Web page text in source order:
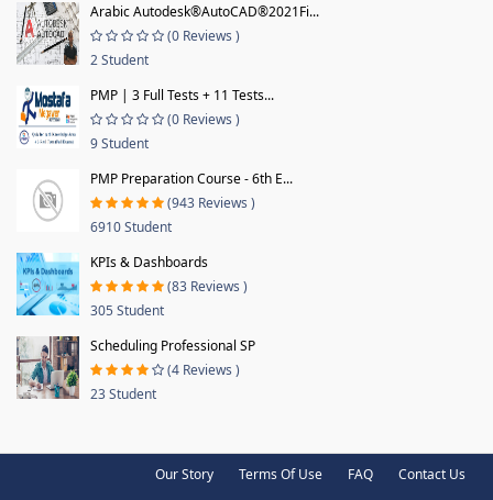
Arabic Autodesk®AutoCAD®2021Fi...
(0 Reviews )
2 Student
PMP | 3 Full Tests + 11 Tests...
(0 Reviews )
9 Student
PMP Preparation Course - 6th E...
(943 Reviews )
6910 Student
KPIs & Dashboards
(83 Reviews )
305 Student
Scheduling Professional SP
(4 Reviews )
23 Student
Our Story Terms Of Use FAQ Contact Us